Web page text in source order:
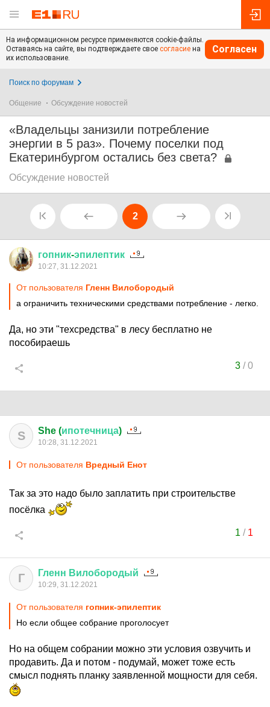
На информационном ресурсе применяются cookie-файлы.
Оставаясь на сайте, вы подтверждаете свое согласие на
их использование.
Согласен
Поиск по форумам
Общение Обсуждение новостей
«Владельцы занизили потребление
энергии в 5 раз». Почему поселки под
Екатеринбургом остались без света?
Обсуждение новостей
2
гопник-эпилептик
10:27, 31.12.2021
От пользователя Гленн Вилобородый
а ограничить техническими средствами потребление - легко.
Да, но эти "техсредства" в лесу бесплатно не
пособираешь
3/0
S She (ипотечница)
10:28, 31.12.2021
От пользователя Вредный Енот
Так за это надо было заплатить при строительстве
посёлка
1 / 1
Г Гленн Вилобородый
10:29, 31.12.2021
От пользователя гопник-эпилептик
Но если общее собрание проголосует
Но на общем собрании можно эти условия озвучить и
продавить. Да и потом - подумай, может тоже есть
смысл поднять планку заявленной мощности для себя.